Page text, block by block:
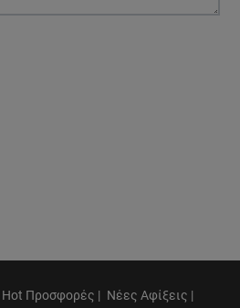
Hot Προσφορές | Νέες Αφίξεις |